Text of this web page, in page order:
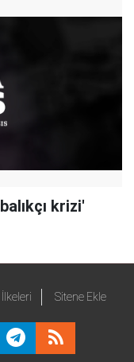
krizi'
Sitene Ekle